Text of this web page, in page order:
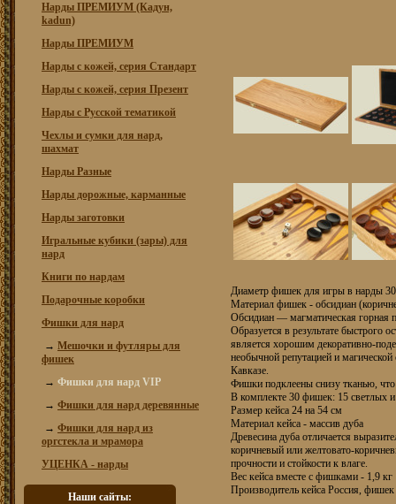
Нарды ПРЕМИУМ (Кадун,
kadun)
Нарды ПРЕМИУМ
Нарды с кожей, серия Стандарт
Нарды с кожей, серия Презент
Нарды с Русской тематикой
Чехлы и сумки для нард,
шахмат
Нарды Разные
Нарды дорожные, карманные
Нарды заготовки
Игральные кубики (зары) для
нард
Книги по нардам
Подарочные коробки
Фишки для нард
→ Мешочки и футляры для
фишек
→ Фишки для нард VIP
→ Фишки для нард деревянные
→ Фишки для нард из
оргстекла и мрамора
УЦЕНКА - нарды
Наши сайты:
Диаметр фишек для игры в нарды
Материал фишек - обсидиан
Обсидиан — магматическая горная
Образуется в результате быстрого
является хорошим декоративно-
необычной репутацией и
Кавказе.
Фишки подклеены снизу тканью,
В комплекте 30 фишек: 15 светлых
Размер кейса 24 на 54 см
Материал кейса - массив дуба
Древесина дуба отличается
коричневый или желтовато-
прочности и стойкости к влаге.
Вес кейса вместе с фишками - 1,9 кг
Производитель кейса Россия,